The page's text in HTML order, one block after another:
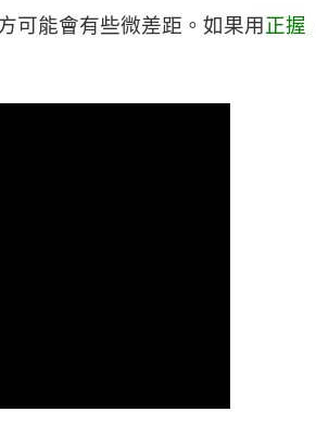
可能會有些微差距。如果用正握